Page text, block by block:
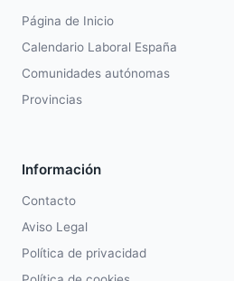
Página de Inicio
Calendario Laboral España
Comunidades autónomas
Provincias
Información
Contacto
Aviso Legal
Política de privacidad